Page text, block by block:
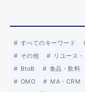
すべてのキーワード
その他
リユース
BtoB
食品・飲料
OMO
MA・CRM